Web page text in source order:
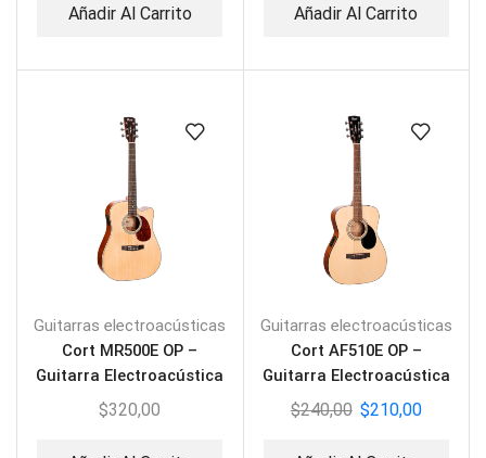
Añadir Al Carrito Añadir Al Carrito
Guitarras electroacústicas
Cort MR500E OP –
Guitarra Electroacústica
$320,00
Guitarras electroacústicas
Cort AF510E OP –
Guitarra Electroacústica
$240,00 $210,00